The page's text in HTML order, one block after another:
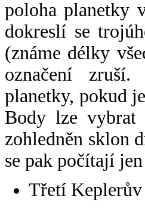
poloha planetky
dokreslí se
(známe délky
označení
planetky, pokud
Body lze
zohledněn sklon
se pak počítají
Třetí Keplerův